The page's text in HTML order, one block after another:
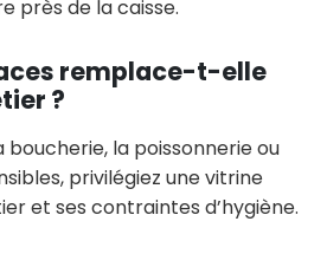
près de la caisse.
remplace-t-elle
?
boucherie, la poissonnerie ou
privilégiez une vitrine
et ses contraintes d’hygiène.